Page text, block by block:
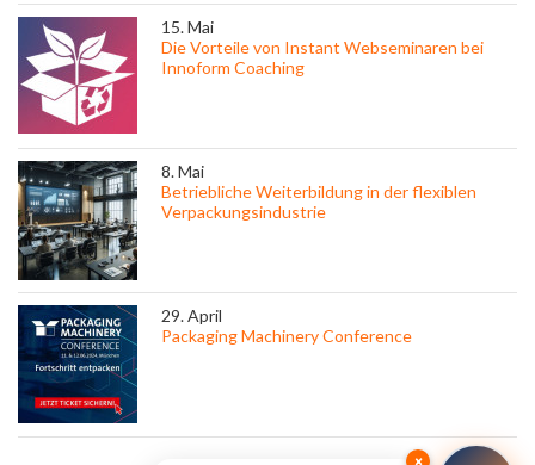
15. Mai
Die Vorteile von Instant Webseminaren bei
Innoform Coaching
8. Mai
Betriebliche Weiterbildung in der flexiblen
Verpackungsindustrie
29. April
Packaging Machinery Conference